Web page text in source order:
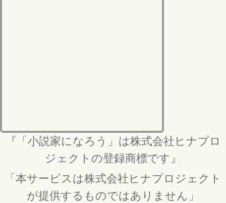
『「小説家になろう」は株式会社ヒナプロ
ジェクトの登録商標です』
「本サービスは株式会社ヒナプロジェクト
が提供するものではありません」